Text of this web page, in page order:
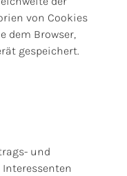
von Cookies
dem Browser,
gespeichert.
und